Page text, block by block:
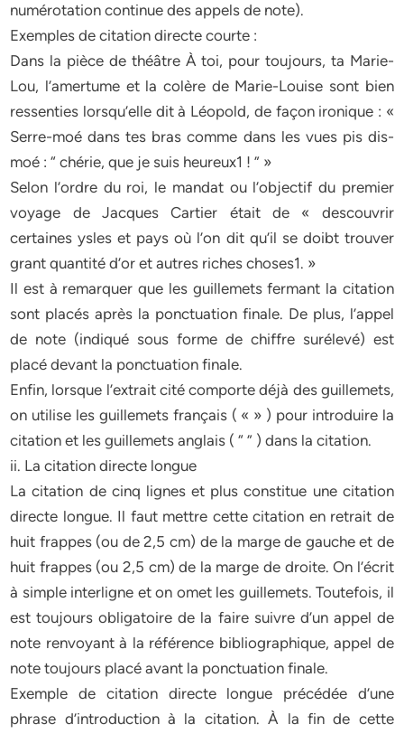
numérotation continue des appels de note).
Exemples de citation directe courte :
Dans la pièce de théâtre À toi, pour toujours, ta Marie-
Lou, l’amertume et la colère de Marie-Louise sont bien
ressenties lorsqu’elle dit à Léopold, de façon ironique : «
Serre-moé dans tes bras comme dans les vues pis dis-
moé : “ chérie, que je suis heureux1 ! ” »
Selon l’ordre du roi, le mandat ou l’objectif du premier
voyage de Jacques Cartier était de « descouvrir
certaines ysles et pays où l’on dit qu’il se doibt trouver
grant quantité d’or et autres riches choses1. »
Il est à remarquer que les guillemets fermant la citation
sont placés après la ponctuation finale. De plus, l’appel
de note (indiqué sous forme de chiffre surélevé) est
placé devant la ponctuation finale.
Enfin, lorsque l’extrait cité comporte déjà des guillemets,
on utilise les guillemets français ( « » ) pour introduire la
citation et les guillemets anglais ( “ ” ) dans la citation.
ii. La citation directe longue
La citation de cinq lignes et plus constitue une citation
directe longue. Il faut mettre cette citation en retrait de
huit frappes (ou de 2,5 cm) de la marge de gauche et de
huit frappes (ou 2,5 cm) de la marge de droite. On l’écrit
à simple interligne et on omet les guillemets. Toutefois, il
est toujours obligatoire de la faire suivre d’un appel de
note renvoyant à la référence bibliographique, appel de
note toujours placé avant la ponctuation finale.
Exemple de citation directe longue précédée d’une
phrase d’introduction à la citation. À la fin de cette